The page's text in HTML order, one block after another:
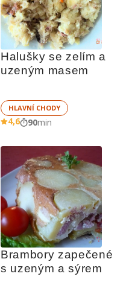
Halušky se zelím a
uzeným masem
HLAVNÍ CHODY
4,6 90min
Brambory zapečené
s uzeným a sýrem